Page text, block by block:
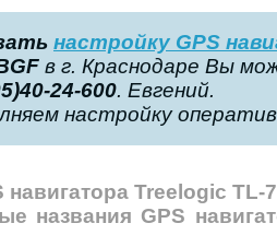
настройку GPS
в г. Краснодаре Вы
24-600. Евгений.
настройку
Treelogic TL-
названия GPS